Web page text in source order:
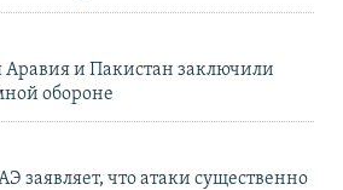
Аравия и Пакистан заключили
обороне
заявляет, что атаки существенно